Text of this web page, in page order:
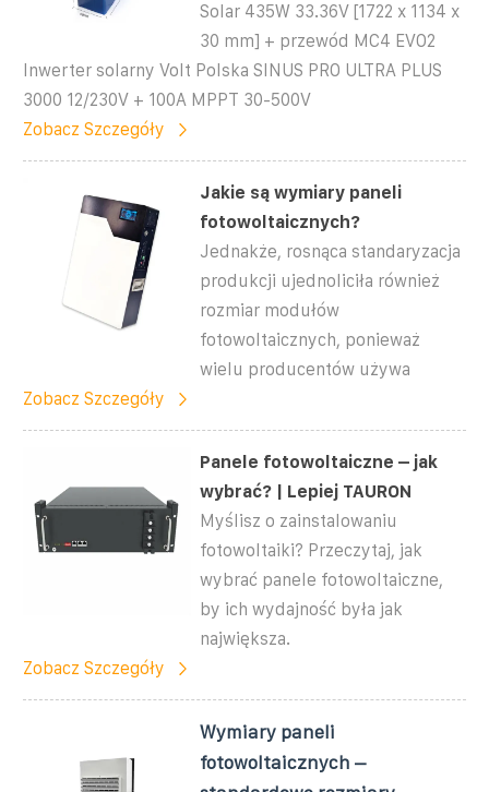
Solar 435W 33.36V [1722 x 1134 x
30 mm] + przewód MC4 EVO2
Inwerter solarny Volt Polska SINUS PRO ULTRA PLUS
3000 12/230V + 100A MPPT 30-500V
Zobacz Szczegóły
Jakie są wymiary paneli
fotowoltaicznych?
Jednakże, rosnąca standaryzacja
produkcji ujednoliciła również
rozmiar modułów
fotowoltaicznych, ponieważ
wielu producentów używa
Zobacz Szczegóły
Panele fotowoltaiczne – jak
wybrać? | Lepiej TAURON
Myślisz o zainstalowaniu
fotowoltaiki? Przeczytaj, jak
wybrać panele fotowoltaiczne,
by ich wydajność była jak
największa.
Zobacz Szczegóły
Wymiary paneli
fotowoltaicznych –